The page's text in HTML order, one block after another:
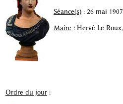
Séance(s) : 26 mai
Maire : Hervé Le
Ordre du jour: